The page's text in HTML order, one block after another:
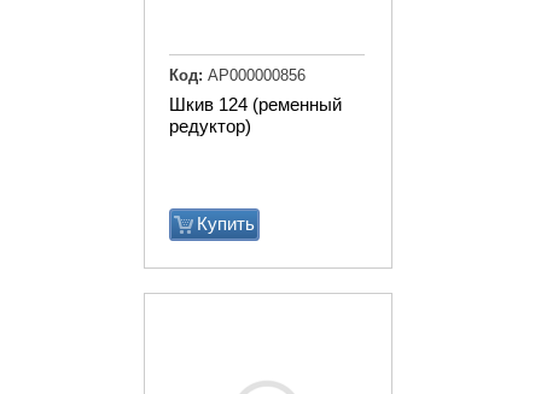
Шкив 124 (ременный
редуктор)
Купить
Код: АР000000856